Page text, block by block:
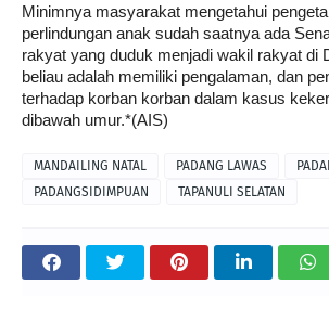
Minimnya masyarakat mengetahui
perlindungan anak sudah saatnya ada
rakyat yang duduk menjadi wakil rakyat di
beliau adalah memiliki pengalaman, dan
terhadap korban korban dalam kasus
dibawah umur.*(AIS)
MANDAILING NATAL PADANG LAWAS
PADANGSIDIMPUAN
TAPANULI SELATAN